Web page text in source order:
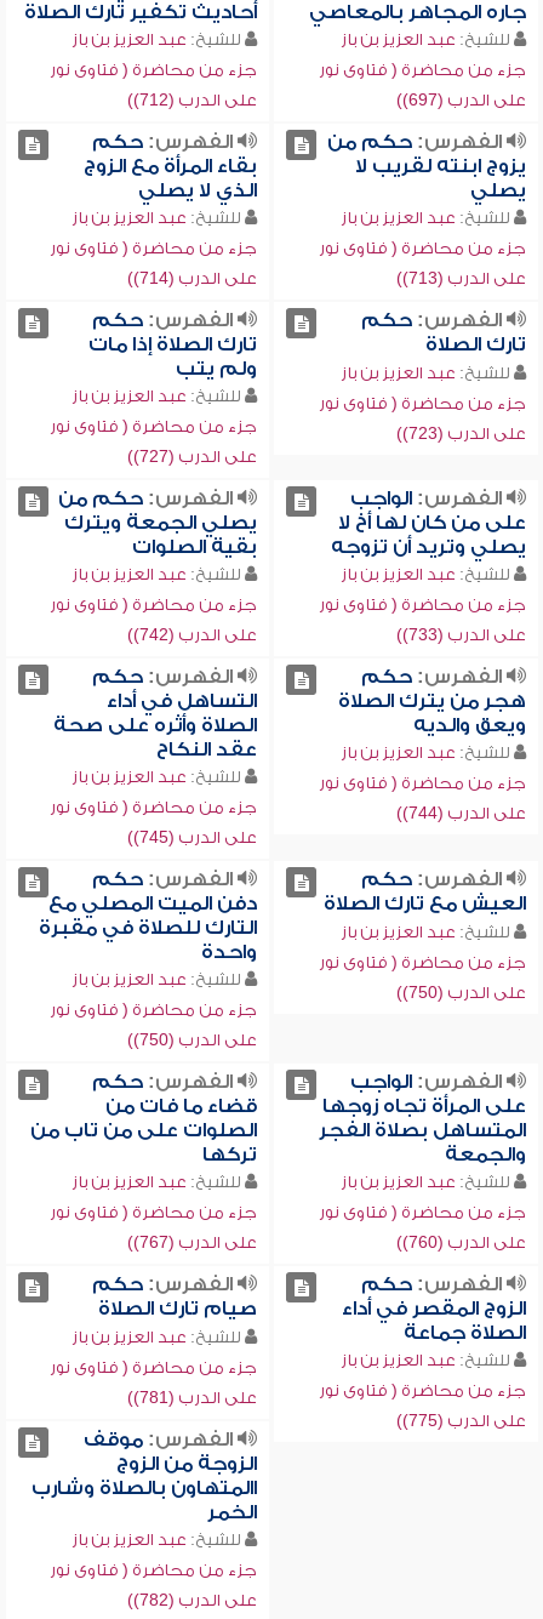
جاره المجاهر بالمعاصي
للشيخ: عبد العزيز بن باز
جزء من محاضرة ( فتاوى نور
على الدرب (697))
أحاديث تكفير تارك الصلاة
للشيخ: عبد العزيز بن باز
جزء من محاضرة ( فتاوى نور
على الدرب (712))
الفهرس:حكم من
يزوج ابنته لقريب لا
يصلي
للشيخ: عبد العزيز بن باز
جزء من محاضرة ( فتاوى نور
على الدرب (713))
الفهرس:حكم
بقاء المرأة مع الزوج
الذي لا يصلي
للشيخ: عبد العزيز بن باز
جزء من محاضرة ( فتاوى نور
على الدرب (714))
الفهرس:حكم
تارك الصلاة
للشيخ: عبد العزيز بن باز
جزء من محاضرة ( فتاوى نور
على الدرب (723))
الفهرس:حكم
تارك الصلاة إذا مات
ولم يتب
للشيخ: عبد العزيز بن باز
جزء من محاضرة ( فتاوى نور
على الدرب (727))
الفهرس:الواجب
على من كان لها أخ لا
يصلي وتريد أن تزوجه
للشيخ: عبد العزيز بن باز
جزء من محاضرة ( فتاوى نور
على الدرب (733))
الفهرس:حكم من
يصلي الجمعة ويترك
بقية الصلوات
للشيخ: عبد العزيز بن باز
جزء من محاضرة ( فتاوى نور
على الدرب (742))
الفهرس:حكم
هجر من يترك الصلاة
ويعق والديه
للشيخ: عبد العزيز بن باز
جزء من محاضرة ( فتاوى نور
على الدرب (744))
الفهرس:حكم
التساهل في أداء
الصلاة وأثره على صحة
عقد النكاح
للشيخ: عبد العزيز بن باز
جزء من محاضرة ( فتاوى نور
على الدرب (745))
الفهرس:حكم
العيش مع تارك الصلاة
للشيخ: عبد العزيز بن باز
جزء من محاضرة ( فتاوى نور
على الدرب (750))
الفهرس:حكم
دفن الميت المصلي مع
التارك للصلاة في مقبرة
واحدة
للشيخ: عبد العزيز بن باز
جزء من محاضرة ( فتاوى نور
على الدرب (750))
الفهرس:الواجب
على المرأة تجاه زوجها
المتساهل بصلاة الفجر
والجمعة
للشيخ: عبد العزيز بن باز
جزء من محاضرة ( فتاوى نور
على الدرب (760))
الفهرس:حكم
قضاء ما فات من
الصلوات على من تاب من
تركها
للشيخ: عبد العزيز بن باز
جزء من محاضرة ( فتاوى نور
على الدرب (767))
الفهرس:حكم
الزوج المقصر في أداء
الصلاة جماعة
للشيخ: عبد العزيز بن باز
جزء من محاضرة ( فتاوى نور
على الدرب (775))
الفهرس:حكم
صيام تارك الصلاة
للشيخ: عبد العزيز بن باز
جزء من محاضرة ( فتاوى نور
على الدرب (781))
الفهرس:موقف
الزوجة من الزوج
االمتهاون بالصلاة وشارب
الخمر
للشيخ: عبد العزيز بن باز
جزء من محاضرة ( فتاوى نور
على الدرب (782))